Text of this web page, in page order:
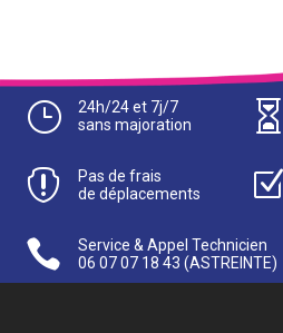
}
24h/24 et 7j/7
sans majoration


Pas de frais
de déplacements
Z

Service & Appel Technicien
06 07 07 18 43 (ASTREINTE)